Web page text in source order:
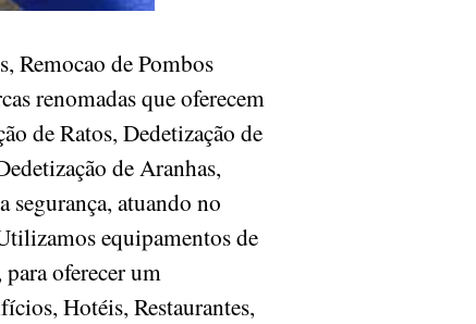
Remocao de Pombos
renomadas que oferecem
de Ratos, Dedetização de
de Aranhas,
segurança, atuando no
equipamentos de
oferecer um
Hotéis, Restaurantes,